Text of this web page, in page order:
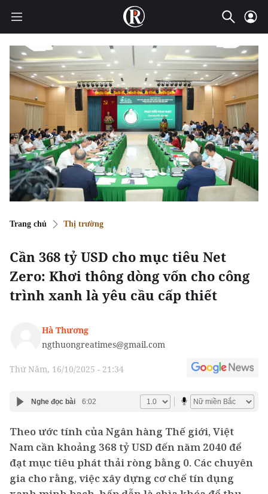
Trang chủ Thị trường
Cần 368 tỷ USD cho mục tiêu Net
Zero: Khơi thông dòng vốn cho công
trình xanh là yêu cầu cấp thiết
Hà Thương
ngthuongreatimes@gmail.com
Thứ Năm, 16/10/2025 - 21:34
Nghe đọc bài 6:02
Theo ước tính của Ngân hàng Thế giới, Việt
Nam cần khoảng 368 tỷ USD đến năm 2040 để
đạt mục tiêu phát thải ròng bằng 0. Các chuyên
gia cho rằng, việc xây dựng cơ chế tín dụng